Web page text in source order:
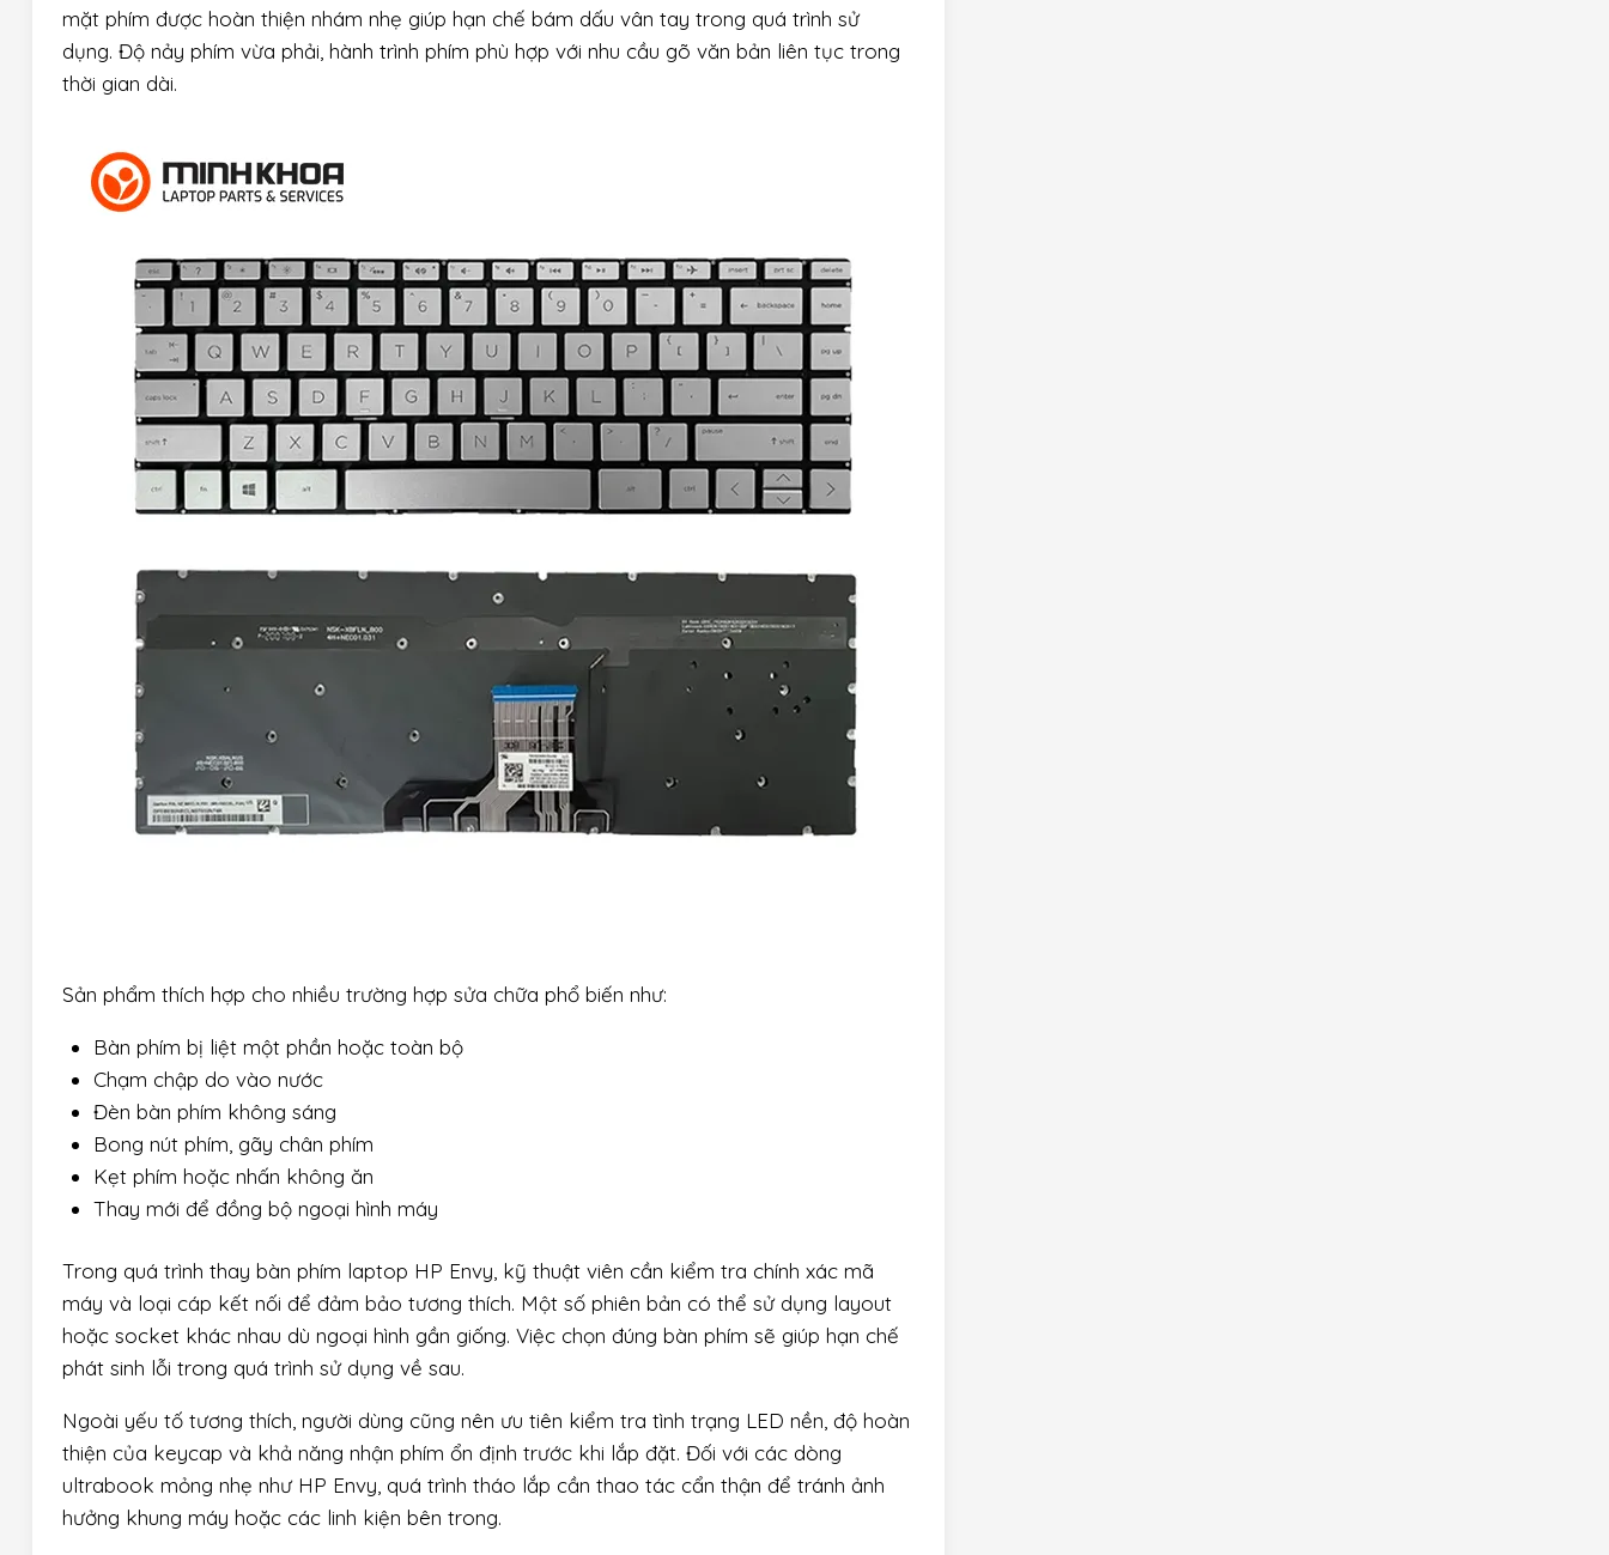
mặt phím được hoàn thiện nhám nhẹ giúp hạn chế bám dấu vân tay trong quá trình sử
dụng. Độ nảy phím vừa phải, hành trình phím phù hợp với nhu cầu gõ văn bản liên tục trong
thời gian dài.
Sản phẩm thích hợp cho nhiều trường hợp sửa chữa phổ biến như:
Bàn phím bị liệt một phần hoặc toàn bộ
Chạm chập do vào nước
Đèn bàn phím không sáng
Bong nút phím, gãy chân phím
Kẹt phím hoặc nhấn không ăn
Thay mới để đồng bộ ngoại hình máy
Trong quá trình thay bàn phím laptop HP Envy, kỹ thuật viên cần kiểm tra chính xác mã
máy và loại cáp kết nối để đảm bảo tương thích. Một số phiên bản có thể sử dụng layout
hoặc socket khác nhau dù ngoại hình gần giống. Việc chọn đúng bàn phím sẽ giúp hạn chế
phát sinh lỗi trong quá trình sử dụng về sau.
Ngoài yếu tố tương thích, người dùng cũng nên ưu tiên kiểm tra tình trạng LED nền, độ hoàn
thiện của keycap và khả năng nhận phím ổn định trước khi lắp đặt. Đối với các dòng
ultrabook mỏng nhẹ như HP Envy, quá trình tháo lắp cần thao tác cẩn thận để tránh ảnh
hưởng khung máy hoặc các linh kiện bên trong.